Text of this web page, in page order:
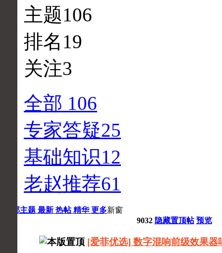
主题106
排名 19
关注3
全部 106
专家答疑25
基础知识12
老赵推荐61
全部主题 最新 热帖精华更多新窗
9032 隐藏置顶帖 预览
[爱菲优选] 数字混响前级效果器